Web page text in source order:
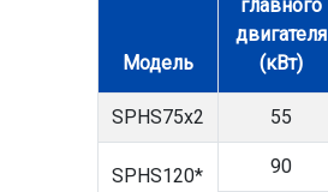
Модель
главного
двигателя
(кВт)
SPHS75x2 55
SPHS120*
90